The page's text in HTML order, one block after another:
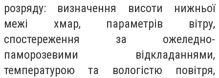
розряду: визначення висоти нижньої
межі хмар, параметрів вітру,
спостереження за ожеледно-
паморозевими відкладаннями,
температурою та вологістю повітря,